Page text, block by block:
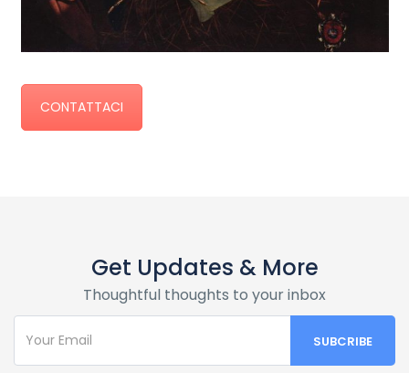
CONTATTACI
Get Updates & More
Thoughtful thoughts to your inbox